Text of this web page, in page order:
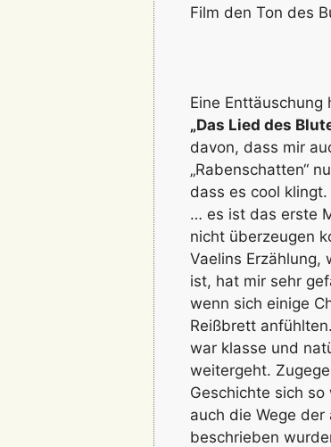
Film den Ton des
Eine
„Das Lied des
davon, dass mir
„Rabenschatten“
dass es cool
… es ist das erste
nicht überzeugen
Vaelins
ist, hat mir sehr
wenn sich einige
Reißbrett
war klasse und
weitergeht.
Geschichte sich
auch die Wege
beschrieben